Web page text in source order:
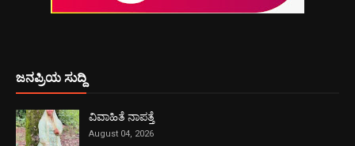
ಜನಪ್ರಿಯ ಸುದ್ದಿ
ವಿವಾಹಿತೆ ನಾಪತ್ತೆ
August 04, 2026